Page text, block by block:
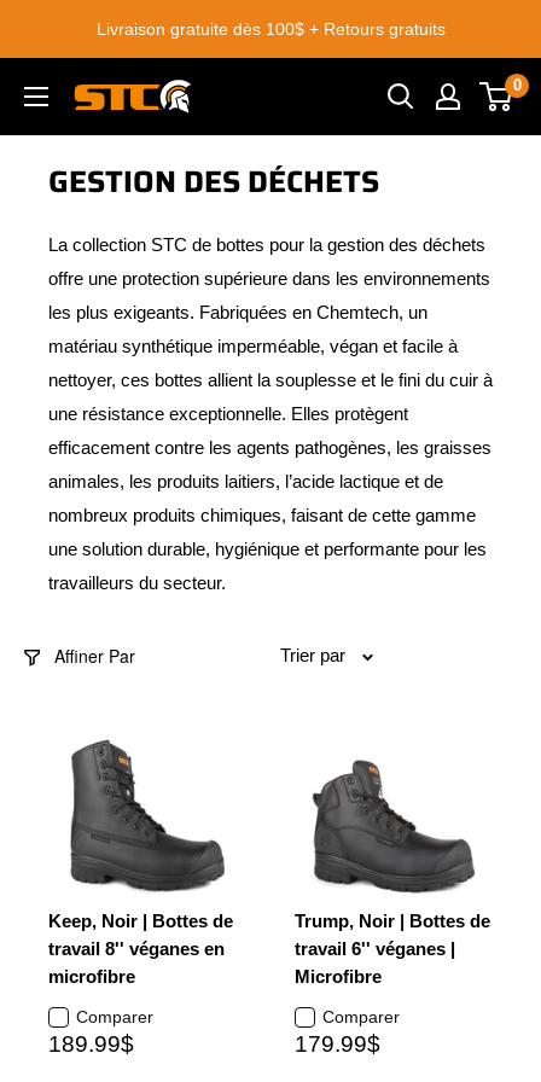
contenu
Livraison gratuite dès 100$ + Retours gratuits
STC
Footwear
0
GESTION DES DÉCHETS
La collection STC de bottes pour la gestion des déchets
offre une protection supérieure dans les environnements
les plus exigeants. Fabriquées en Chemtech, un
matériau synthétique imperméable, végan et facile à
nettoyer, ces bottes allient la souplesse et le fini du cuir à
une résistance exceptionnelle. Elles protègent
efficacement contre les agents pathogènes, les graisses
animales, les produits laitiers, l’acide lactique et de
nombreux produits chimiques, faisant de cette gamme
une solution durable, hygiénique et performante pour les
travailleurs du secteur.
Affiner Par Trier par
Keep, Noir | Bottes de
travail 8'' véganes en
microfibre
Comparer
189.99$
Trump, Noir | Bottes de
travail 6'' véganes |
Microfibre
Comparer
179.99$